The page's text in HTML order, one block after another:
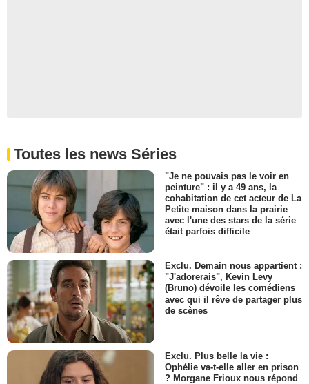
Toutes les news Séries
"Je ne pouvais pas le voir en
peinture" : il y a 49 ans, la
cohabitation de cet acteur de La
Petite maison dans la prairie
avec l'une des stars de la série
était parfois difficile
Exclu. Demain nous appartient :
"J'adorerais", Kevin Levy
(Bruno) dévoile les comédiens
avec qui il rêve de partager plus
de scènes
Exclu. Plus belle la vie :
Ophélie va-t-elle aller en prison
? Morgane Frioux nous répond